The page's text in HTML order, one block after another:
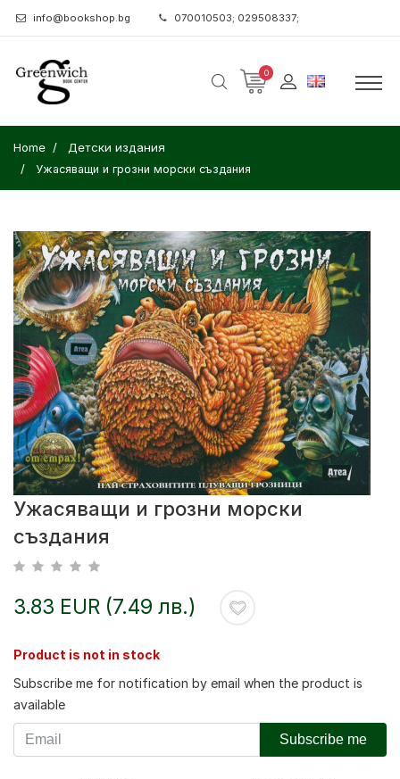
info@bookshop.bg 070010503; 029508337;
0
Home Детски издания
Ужасяващи и грозни морски създания
Ужасяващи и грозни морски
създания
3.83 EUR (7.49 лв.)
Product is not in stock
Subscribe me for notification by email when the product is
available
Subscribe me